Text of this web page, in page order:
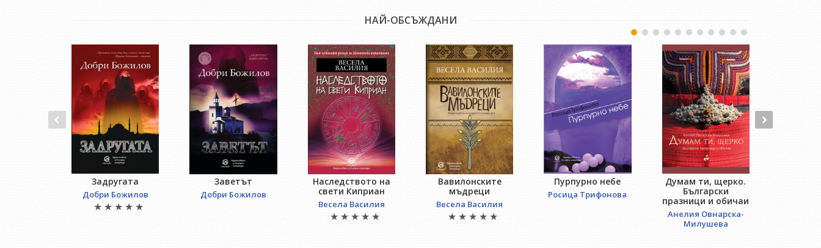
НАЙ-ОБСЪЖДАНИ
Задругата
Добри Божилов
Заветът
Добри Божилов
Наследството на
свети Киприан
Весела Василия
Вавилонските
мъдреци
Весела Василия
Пурпурно небе
Росица Трифонова
Думам ти, щерко.
Български
празници и обичаи
Анелия Овнарска-
Милушева